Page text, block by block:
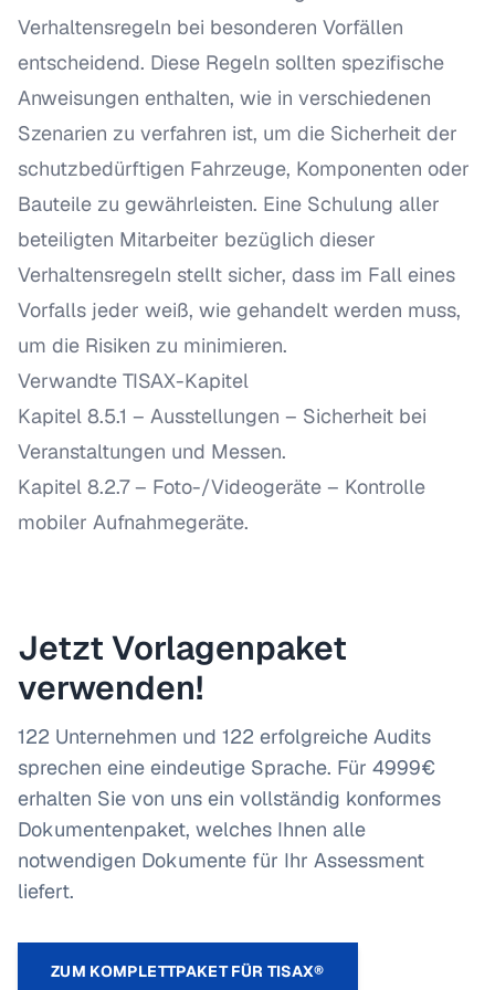
Verhaltensregeln bei besonderen Vorfällen
entscheidend. Diese Regeln sollten spezifische
Anweisungen enthalten, wie in verschiedenen
Szenarien zu verfahren ist, um die Sicherheit der
schutzbedürftigen Fahrzeuge, Komponenten oder
Bauteile zu gewährleisten. Eine Schulung aller
beteiligten Mitarbeiter bezüglich dieser
Verhaltensregeln stellt sicher, dass im Fall eines
Vorfalls jeder weiß, wie gehandelt werden muss,
um die Risiken zu minimieren.
Verwandte TISAX-Kapitel
Kapitel 8.5.1 – Ausstellungen – Sicherheit bei
Veranstaltungen und Messen.
Kapitel 8.2.7 – Foto-/Videogeräte – Kontrolle
mobiler Aufnahmegeräte.
Jetzt Vorlagenpaket
verwenden!
122 Unternehmen und 122 erfolgreiche Audits
sprechen eine eindeutige Sprache. Für 4999€
erhalten Sie von uns ein vollständig konformes
Dokumentenpaket, welches Ihnen alle
notwendigen Dokumente für Ihr Assessment
liefert.
ZUM KOMPLETTPAKET FÜR TISAX®